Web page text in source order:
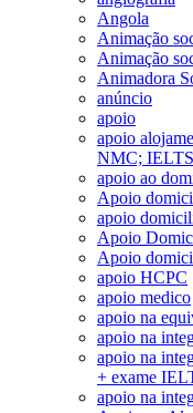
Angola
Animação
Animação
Animadora
anúncio
apoio
apoio
NMC;
apoio ao
Apoio
apoio
Apoio
Apoio
apoio HCPC
apoio medico
apoio na
apoio na
apoio na
+ exame
apoio na